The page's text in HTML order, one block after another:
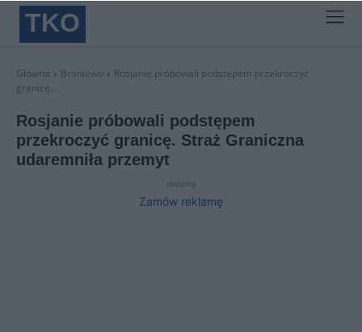
TKO
Główna Braniewo
Rosjanie próbowali podstępem przekroczyć
granicę....
Rosjanie próbowali podstępem
przekroczyć granicę. Straż Graniczna
udaremniła przemyt
reklama
Zamów reklamę